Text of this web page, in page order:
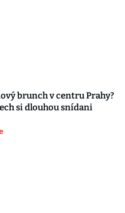
brunch v centru Prahy?
si dlouhou snídani